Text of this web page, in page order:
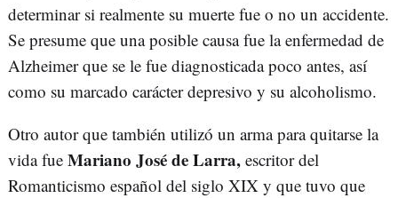
determinar si realmente su muerte fue o no un accidente.
Se presume que una posible causa fue la enfermedad de
Alzheimer que se le fue diagnosticada poco antes, así
como su marcado carácter depresivo y su alcoholismo.
Otro autor que también utilizó un arma para quitarse la
vida fue Mariano José de Larra, escritor del
Romanticismo español del siglo XIX y que tuvo que